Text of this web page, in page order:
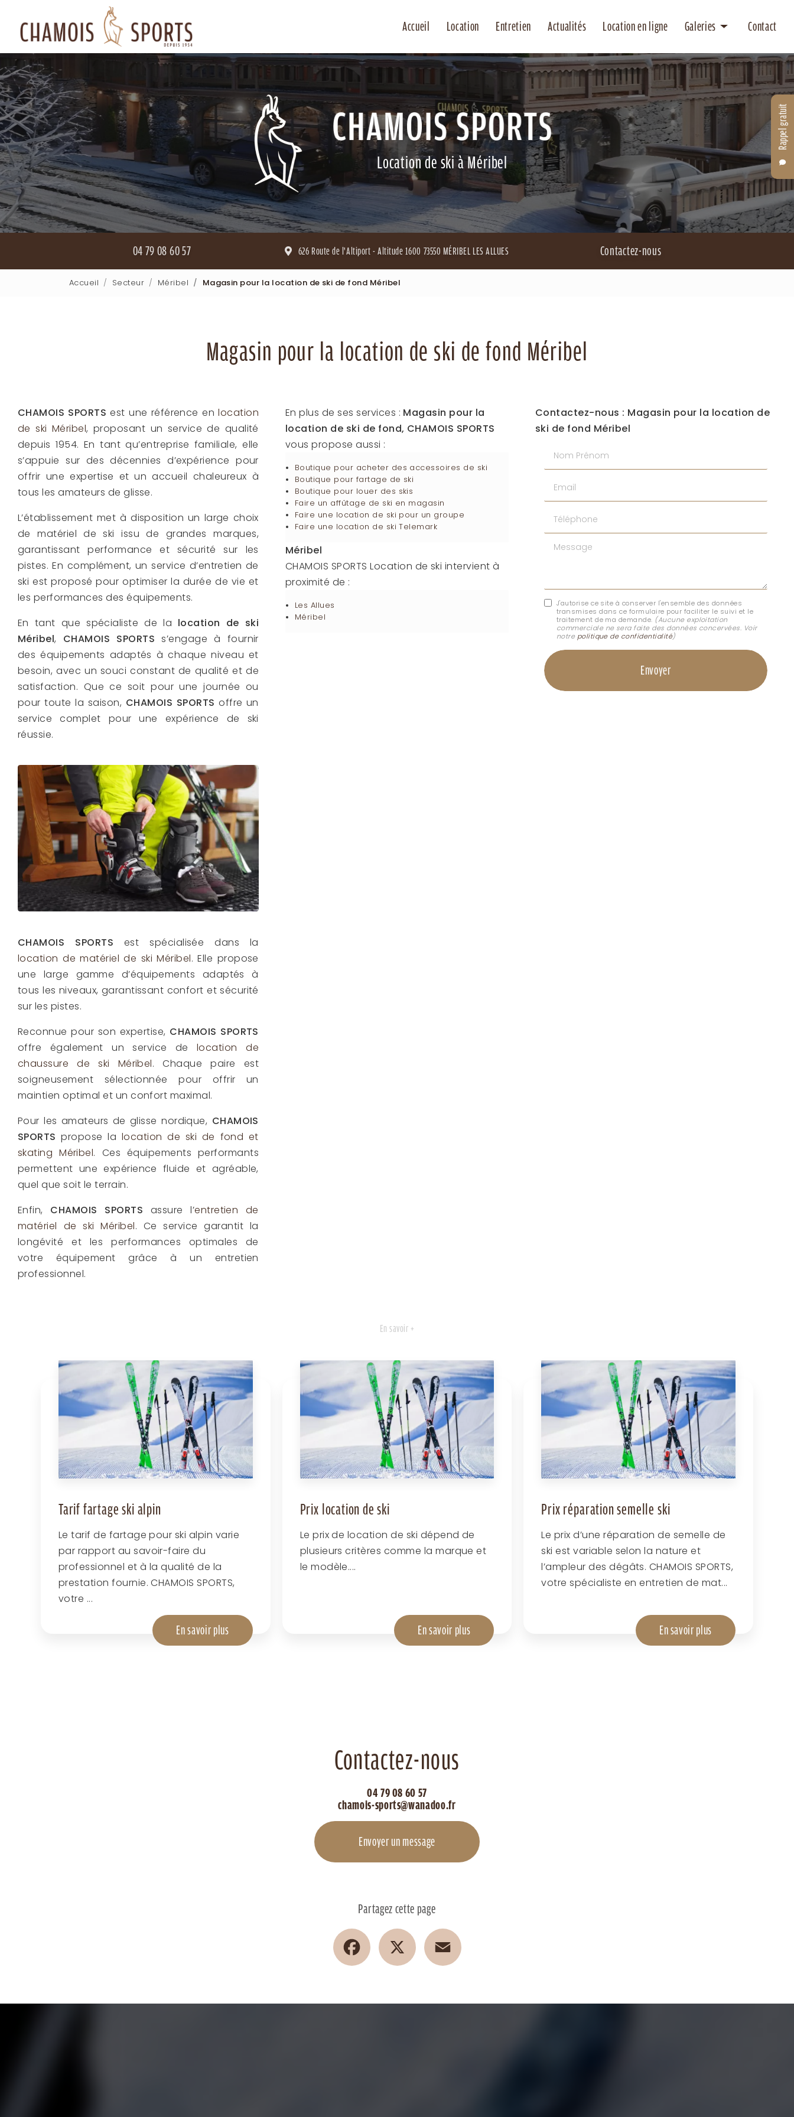
contenu
principal
Rappel gratuit
Accueil Location Entretien Actualités Location en ligne Galeries
Location
Entretien
Contact
Location de ski à Méribel
04 79 08 60 57 626 Route de l'Altiport - Altitude 1600 73550 MÉRIBEL LES ALLUES Contactez-nous
Accueil Secteur Méribel Magasin pour la location de ski de fond Méribel
Magasin pour la location de ski de fond Méribel
CHAMOIS SPORTS est une référence enlocation
de ski Méribel, proposant un service de qualité
depuis 1954. En tant qu’entreprise familiale, elle
s’appuie sur des décennies d’expérience pour
offrir une expertise et un accueil chaleureux à
tous les amateurs de glisse.
L’établissement met à disposition un large choix
de matériel de ski issu de grandes marques,
garantissant performance et sécurité sur les
pistes. En complément, un service d’entretien de
ski est proposé pour optimiser la durée de vie et
les performances des équipements.
En tant que spécialiste de la location de ski
Méribel, CHAMOIS SPORTS s’engage à fournir
des équipements adaptés à chaque niveau et
besoin, avec un souci constant de qualité et de
satisfaction. Que ce soit pour une journée ou
pour toute la saison, CHAMOIS SPORTS offre un
service complet pour une expérience de ski
réussie.
CHAMOIS SPORTS est spécialisée dans la
location de matériel de ski Méribel. Elle propose
une large gamme d’équipements adaptés à
tous les niveaux, garantissant confort et sécurité
sur les pistes.
Reconnue pour son expertise, CHAMOIS SPORTS
offre également un service de location de
chaussure de ski Méribel. Chaque paire est
soigneusement sélectionnée pour offrir un
maintien optimal et un confort maximal.
Pour les amateurs de glisse nordique, CHAMOIS
SPORTS propose la location de ski de fond et
skating Méribel. Ces équipements performants
permettent une expérience fluide et agréable,
quel que soit le terrain.
Enfin, CHAMOIS SPORTS assure l’entretien de
matériel de ski Méribel. Ce service garantit la
longévité et les performances optimales de
votre équipement grâce à un entretien
professionnel.
En plus de ses services : Magasin pour la
location de ski de fond, CHAMOIS SPORTS
vous propose aussi :
Boutique pour acheter des accessoires de ski
Boutique pour fartage de ski
Boutique pour louer des skis
Faire un affûtage de ski en magasin
Faire une location de ski pour un groupe
Faire une location de ski Telemark
Méribel
CHAMOIS SPORTS Location de ski intervient à
proximité de :
Les Allues
Méribel
Contactez-nous : Magasin pour la location de
ski de fond Méribel
Nom Prénom
Email
Téléphone
Message
J'autorise ce site à conserver l'ensemble des données
transmises dans ce formulaire pour faciliter le suivi et le
traitement de ma demande. (Aucune exploitation
commerciale ne sera faite des données concervées. Voir
notre politique de confidentialité)
En savoir +
Tarif fartage ski alpin
Le tarif de fartage pour ski alpin varie
par rapport au savoir-faire du
professionnel et à la qualité de la
prestation fournie. CHAMOIS SPORTS,
votre ...
En savoir plus
Prix location de ski
Le prix de location de ski dépend de
plusieurs critères comme la marque et
le modèle....
En savoir plus
Prix réparation semelle ski
Le prix d’une réparation de semelle de
ski est variable selon la nature et
l’ampleur des dégâts. CHAMOIS SPORTS,
votre spécialiste en entretien de mat...
En savoir plus
Contactez-nous
04 79 08 60 57
chamois-sports@wanadoo.fr
Envoyer un message
Partagez cette page
Facebook